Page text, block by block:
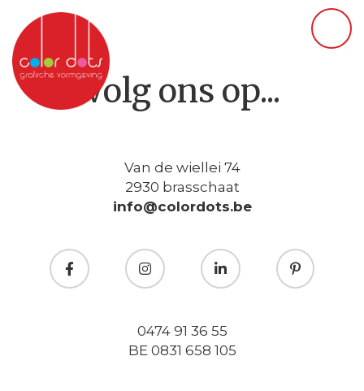
Volg ons op...
Van de wiellei 74
2930 brasschaat
info@colordots.be
0474 91 36 55
BE 0831 658 105